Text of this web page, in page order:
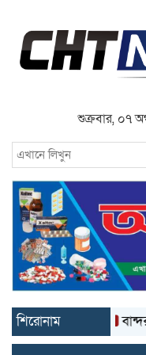
শুক্রবার, ০৭
শিরোনাম